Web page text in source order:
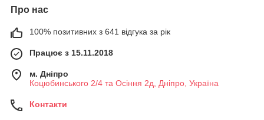
Про нас
100% позитивних з 641 відгука за рік
Працює з 15.11.2018
м. Дніпро
Коцюбинського 2/4 та Осіння 2д, Дніпро, Україна
Контакти